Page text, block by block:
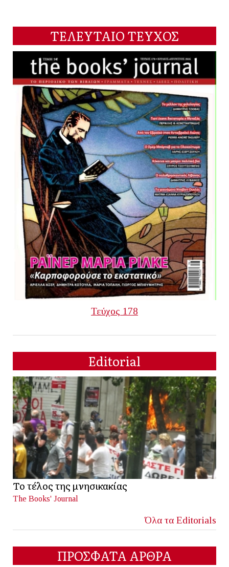
ΤΕΛΕΥΤΑΙΟ ΤΕΥΧΟΣ
Τεύχος 178
Editorial
Το τέλος της μνησικακίας
The Books' Journal
Όλα τα Editorials
ΠΡΟΣΦΑΤΑ ΑΡΘΡΑ